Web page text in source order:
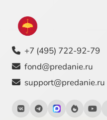
+7 (495) 722-92-79
fond@predanie.ru
support@predanie.ru